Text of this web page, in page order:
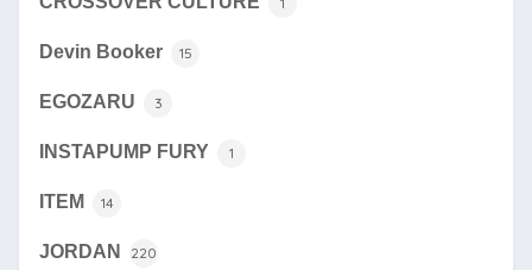
Devin Booker 15
EGOZARU 3
INSTAPUMP FURY 1
ITEM 14
JORDAN 220